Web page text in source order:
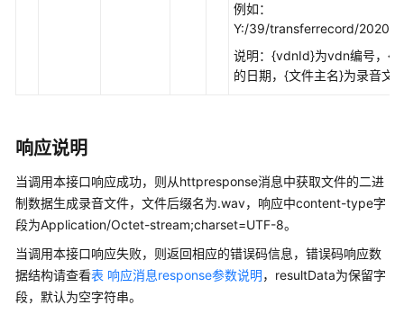
问
接
口
录
音
下
例如：
Y:/39/transferrecord/
说明：{vdnId}为vdn编号，
的日期，{文件主名}为录音文
响应说明
当调用本接口响应成功，则从httpresponse消息中获取文件的二进
制数据生成录音文件，文件后缀名为.wav，响应中content-type字
段为Application/Octet-stream;charset=UTF-8。
当调用本接口响应失败，则返回相应的错误码信息，错误码响应数
据结构请查看表 响应消息response参数说明，resultData为保留字
段，默认为空字符串。